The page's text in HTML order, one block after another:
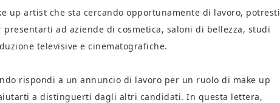
up artist che sta cercando opportunamente di lavoro, potresti
ad aziende di cosmetica, saloni di bellezza, studi
televisive e cinematografiche.
rispondi a un annuncio di lavoro per un ruolo di make up
a distinguerti dagli altri candidati. In questa lettera,